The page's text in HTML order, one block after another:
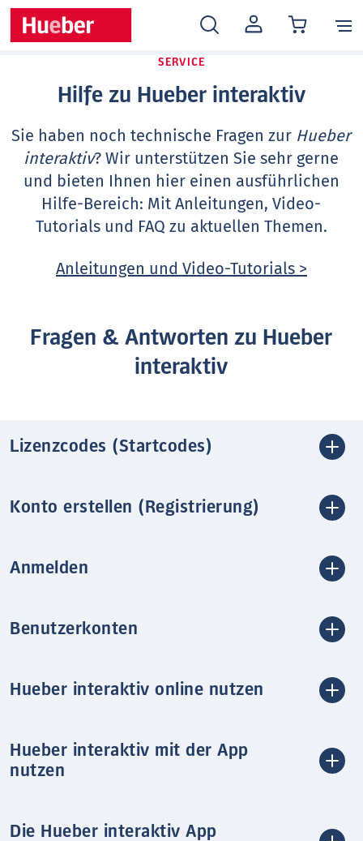
MEIN
KONTO
SERVICE
Hilfe zu Hueber interaktiv
Sie haben noch technische Fragen zur Hueber
interaktiv? Wir unterstützen Sie sehr gerne
und bieten Ihnen hier einen ausführlichen
Hilfe-Bereich: Mit Anleitungen, Video-
Tutorials und FAQ zu aktuellen Themen.
Anleitungen und Video-Tutorials >
Fragen & Antworten zu Hueber
interaktiv
Lizenzcodes (Startcodes)
Konto erstellen (Registrierung)
Anmelden
Benutzerkonten
Hueber interaktiv online nutzen
Hueber interaktiv mit der App
nutzen
Die Hueber interaktiv App